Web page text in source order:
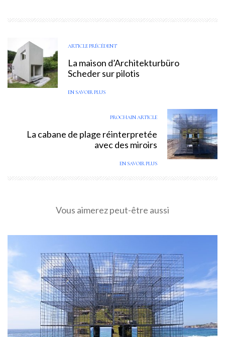
ARTICLE PRÉCÉDENT
La maison d’Architekturbüro
Scheder sur pilotis
EN SAVOIR PLUS
PROCHAIN ARTICLE
La cabane de plage réinterpretée
avec des miroirs
EN SAVOIR PLUS
Vous aimerez peut-être aussi